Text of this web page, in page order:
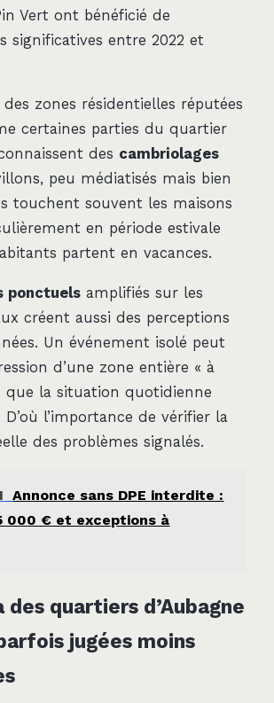
Vert ont bénéficié de
significatives entre 2022 et
zones résidentielles réputées
certaines parties du quartier
des cambriolages
peu médiatisés mais bien
touchent souvent les maisons
en période estivale
partent en vacances.
ponctuels amplifiés sur les
créent aussi des perceptions
Un événement isolé peut
d’une zone entière « à
que la situation quotidienne
D’où l’importance de vérifier la
des problèmes signalés.
Annonce sans DPE interdite :
000 € et exceptions à
des quartiers d’Aubagne
jugées moins